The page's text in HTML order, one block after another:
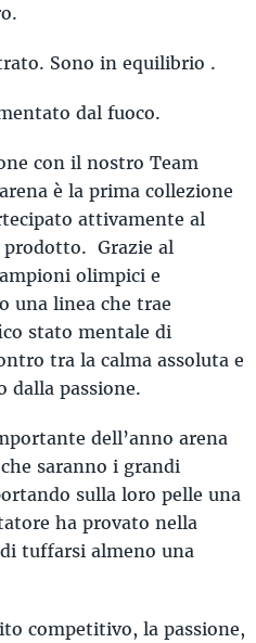
Sono in equilibrio .
dal fuoco.
con il nostro Team
è la prima collezione
attivamente al
prodotto. Grazie al
olimpici e
una linea che trae
stato mentale di
tra la calma assoluta e
dalla passione.
dell’anno arena
saranno i grandi
sulla loro pelle una
ha provato nella
tuffarsi almeno una
competitivo, la passione,